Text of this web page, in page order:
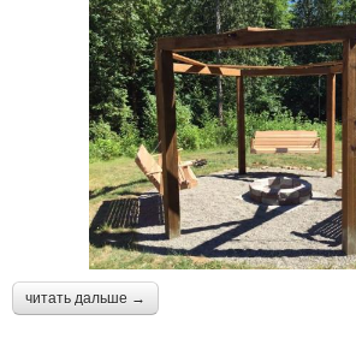
читать дальше →